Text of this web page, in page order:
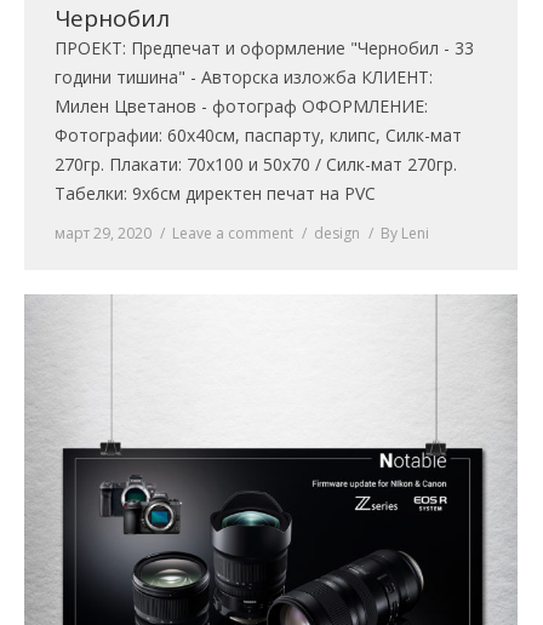
Чернобил
ПРОЕКТ: Предпечат и оформление "Чернобил - 33
години тишина" - Авторска изложба КЛИЕНТ:
Милен Цветанов - фотограф ОФОРМЛЕНИЕ:
Фотографии: 60х40см, паспарту, клипс, Силк-мат
270гр. Плакати: 70х100 и 50х70 / Силк-мат 270гр.
Табелки: 9х6см директен печат на PVC
март 29, 2020 Leave a comment design By Leni